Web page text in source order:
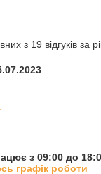
з 19 відгуків за
з 09:00 до
графік роботи